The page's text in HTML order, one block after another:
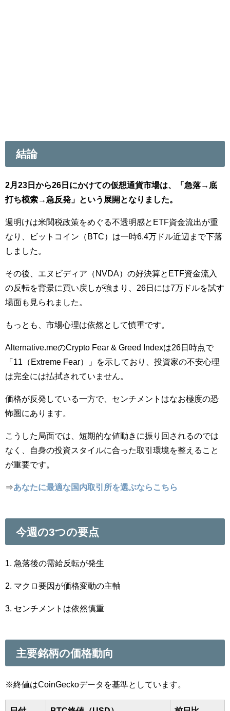
結論
2月23日から26日にかけての仮想通貨市場は、「急落→底
打ち模索→急反発」という展開となりました。
週明けは米関税政策をめぐる不透明感とETF資金流出が重
なり、ビットコイン（BTC）は一時6.4万ドル近辺まで下落
しました。
その後、エヌビディア（NVDA）の好決算とETF資金流入
の反転を背景に買い戻しが強まり、26日には7万ドルを試す
場面も見られました。
もっとも、市場心理は依然として慎重です。
Alternative.meのCrypto Fear & Greed Indexは26日時点で
「11（Extreme Fear）」を示しており、投資家の不安心理
は完全には払拭されていません。
価格が反発している一方で、センチメントはなお極度の恐
怖圏にあります。
こうした局面では、短期的な値動きに振り回されるのでは
なく、自身の投資スタイルに合った取引環境を整えること
が重要です。
⇒あなたに最適な国内取引所を選ぶならこちら
今週の3つの要点
1. 急落後の需給反転が発生
2. マクロ要因が価格変動の主軸
3. センチメントは依然慎重
主要銘柄の価格動向
※終値はCoinGeckoデータを基準としています。